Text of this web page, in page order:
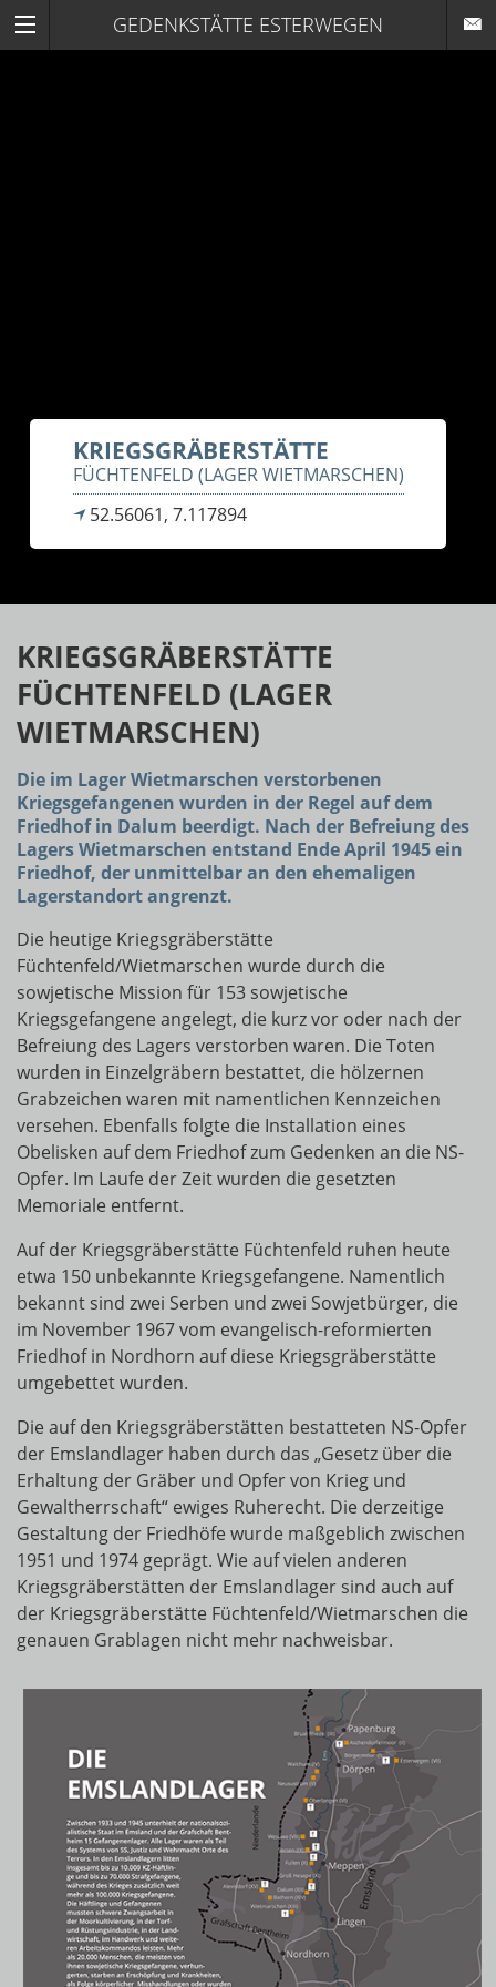
GEDENKSTÄTTE ESTERWEGEN
KRIEGSGRÄBERSTÄTTE
FÜCHTENFELD (LAGER WIETMARSCHEN)
52.56061, 7.117894
KRIEGSGRÄBERSTÄTTE
FÜCHTENFELD (LAGER
WIETMARSCHEN)
Die im Lager Wietmarschen verstorbenen
Kriegsgefangenen wurden in der Regel auf dem
Friedhof in Dalum beerdigt. Nach der Befreiung des
Lagers Wietmarschen entstand Ende April 1945 ein
Friedhof, der unmittelbar an den ehemaligen
Lagerstandort angrenzt.
Die heutige Kriegsgräberstätte
Füchtenfeld/Wietmarschen wurde durch die
sowjetische Mission für 153 sowjetische
Kriegsgefangene angelegt, die kurz vor oder nach der
Befreiung des Lagers verstorben waren. Die Toten
wurden in Einzelgräbern bestattet, die hölzernen
Grabzeichen waren mit namentlichen Kennzeichen
versehen. Ebenfalls folgte die Installation eines
Obelisken auf dem Friedhof zum Gedenken an die NS-
Opfer. Im Laufe der Zeit wurden die gesetzten
Memoriale entfernt.
Auf der Kriegsgräberstätte Füchtenfeld ruhen heute
etwa 150 unbekannte Kriegsgefangene. Namentlich
bekannt sind zwei Serben und zwei Sowjetbürger, die
im November 1967 vom evangelisch-reformierten
Friedhof in Nordhorn auf diese Kriegsgräberstätte
umgebettet wurden.
Die auf den Kriegsgräberstätten bestatteten NS-Opfer
der Emslandlager haben durch das „Gesetz über die
Erhaltung der Gräber und Opfer von Krieg und
Gewaltherrschaft“ ewiges Ruherecht. Die derzeitige
Gestaltung der Friedhöfe wurde maßgeblich zwischen
1951 und 1974 geprägt. Wie auf vielen anderen
Kriegsgräberstätten der Emslandlager sind auch auf
der Kriegsgräberstätte Füchtenfeld/Wietmarschen die
genauen Grablagen nicht mehr nachweisbar.